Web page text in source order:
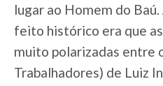
lugar ao Homem do
feito histórico era que
muito polarizadas entre
Trabalhadores) de Luiz